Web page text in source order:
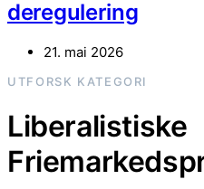
deregulering
21. mai 2026
UTFORSK KATEGORI
Liberalistiske